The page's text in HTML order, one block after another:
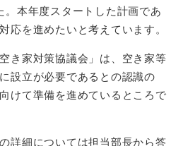
。本年度スタートした計画であ
応を進めたいと考えています。
き家対策協議会」は、空き家等
設立が必要であるとの認識の
けて準備を進めているところで
詳細については担当部長から答